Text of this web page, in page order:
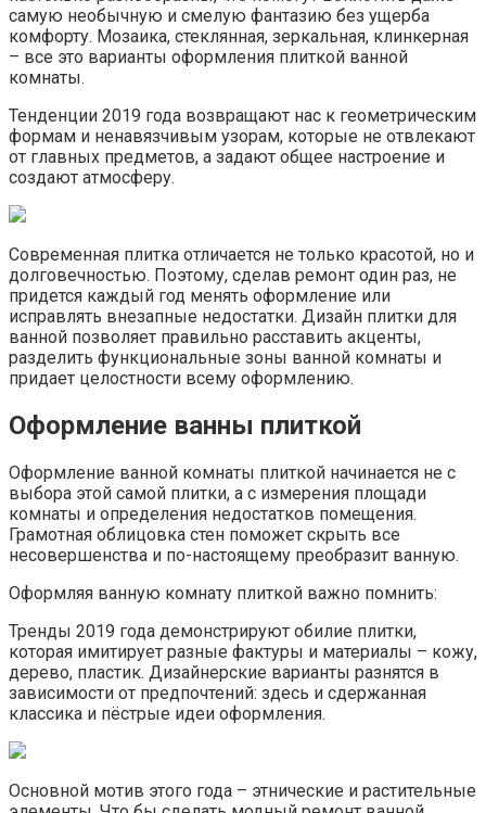
самую необычную и смелую фантазию без ущерба
комфорту. Мозаика, стеклянная, зеркальная, клинкерная
– все это варианты оформления плиткой ванной
комнаты.
Тенденции 2019 года возвращают нас к геометрическим
формам и ненавязчивым узорам, которые не отвлекают
от главных предметов, а задают общее настроение и
создают атмосферу.
Современная плитка отличается не только красотой, но и
долговечностью. Поэтому, сделав ремонт один раз, не
придется каждый год менять оформление или
исправлять внезапные недостатки. Дизайн плитки для
ванной позволяет правильно расставить акценты,
разделить функциональные зоны ванной комнаты и
придает целостности всему оформлению.
Оформление ванны плиткой
Оформление ванной комнаты плиткой начинается не с
выбора этой самой плитки, а с измерения площади
комнаты и определения недостатков помещения.
Грамотная облицовка стен поможет скрыть все
несовершенства и по-настоящему преобразит ванную.
Оформляя ванную комнату плиткой важно помнить:
Тренды 2019 года демонстрируют обилие плитки,
которая имитирует разные фактуры и материалы – кожу,
дерево, пластик. Дизайнерские варианты разнятся в
зависимости от предпочтений: здесь и сдержанная
классика и пёстрые идеи оформления.
Основной мотив этого года – этнические и растительные